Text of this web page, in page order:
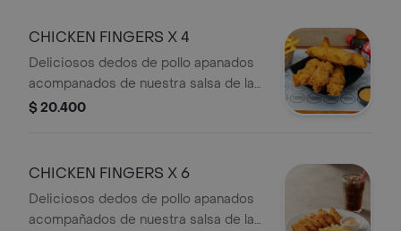
CHICKEN FINGERS X 4
Deliciosos dedos de pollo apanados
acompanados de nuestra salsa de la
casa, papas a la francesa y bebida.
$ 20.400
CHICKEN FINGERS X 6
Deliciosos dedos de pollo apanados
acompañados de nuestra salsa de la